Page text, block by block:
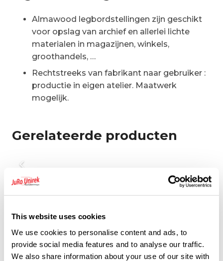
This website uses cookies
We use cookies to personalise content and ads, to
provide social media features and to analyse our traffic.
We also share information about your use of our site with
Almawood legbordstellingen zijn geschikt
voor opslag van archief en allerlei lichte
materialen in magazijnen, winkels,
groothandels, …
Rechtstreeks van fabrikant naar gebruiker :
productie in eigen atelier. Maatwerk
mogelijk.
Gerelateerde producten